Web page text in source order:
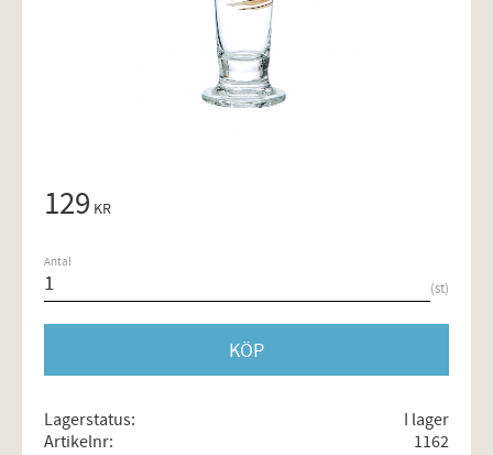
129 KR
Antal
st
KÖP
Lagerstatus
I lager
Artikelnr
1162